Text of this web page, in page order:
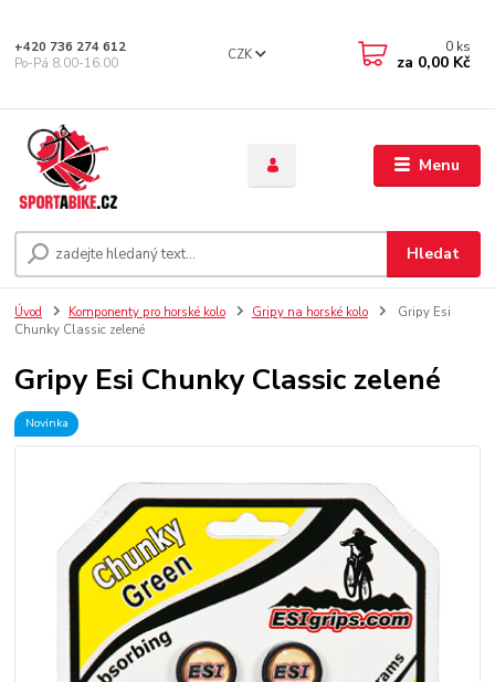
Menu
CZK
Hledat
+420 736 274 612
Po-Pá 8.00-16.00
0 ks
za 0,00 Kč
Úvod Komponenty pro horské kolo Gripy na horské kolo
Gripy Esi
Chunky Classic zelené
Gripy Esi Chunky Classic zelené
Novinka